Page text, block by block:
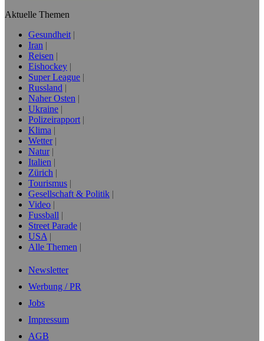
Aktuelle Themen
Gesundheit
Iran
Reisen
Eishockey
Super League
Russland
Naher Osten
Ukraine
Polizeirapport
Klima
Wetter
Natur
Italien
Zürich
Tourismus
Gesellschaft & Politik
Video
Fussball
Street Parade
USA
Alle Themen
Newsletter
Werbung / PR
Jobs
Impressum
AGB